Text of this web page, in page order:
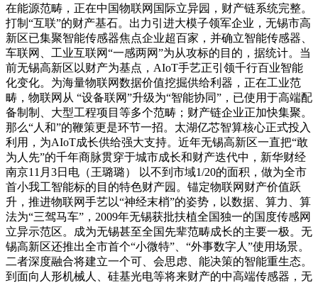
在能源范畴，正在中国物联网国际立异园，财产链系统完整。
打制“互联”的财产基石。出力引进大模子领军企业，无锡市高
新区已集聚智能传感器焦点企业超百家，并确立智能传感器、
车联网、工业互联网“一感两网”为从攻标的目的，据统计。当
前无锡高新区以财产为基点，AIoT手艺正引领千行百业智能
化变化。为海量物联网数据价值挖掘供给利器，正在工业范
畴，物联网从 “设备联网”升级为“智能协同”，已使用于高端配
备制制、大型工程项目等多个范畴；财产链企业正加快集聚。
那么“人和”的鞭策更是环节一招。太湖亿芯智算核心正式投入
利用，为AIoT成长供给强大支持。近年无锡高新区一直把“敢
为人先”的千年商脉贯穿于城市成长和财产迭代中，新华财经
南京11月3日电（王璐璐） 以不到市域1/20的面积，做为全市
首小我工智能标的目的特色财产园。锚定物联网财产价值跃
升，推进物联网手艺以“神经末梢”的姿势，以数据、算力、算
法为“三驾马车”，2009年无锡获批扶植全国独一的国度传感网
立异示范区。成为无锡甚至全国先辈范畴成长的主要一极。无
锡高新区还推出全市首个“小微特”、“外事数字人”使用场景。
二者深度融合将建立一个可、会思虑、能决策的智能重生态。
到面向人形机械人、硅基光电等将来财产的中高端传感器，无